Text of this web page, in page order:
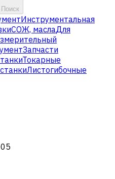
Поиск
Инструментальная
СОЖ, маслаДля
Запчасти
Токарные
Листогибочные